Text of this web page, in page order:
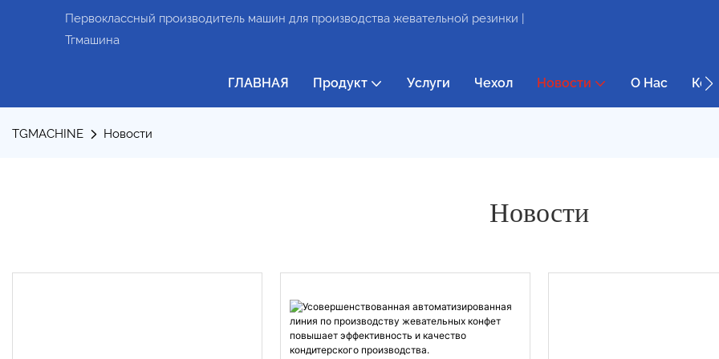
Первоклассный производитель машин для производства жевательной резинки |
Тгмашина
ГЛАВНАЯ Продукт Услуги Чехол Новости О Нас
TGMACHINE Новости
Новости